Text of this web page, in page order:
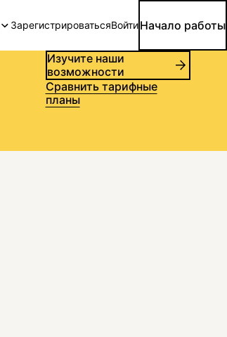
ЗарегистрироватьсяВойтиНачало работы
Изучите наши
возможности
Сравнить тарифные
планы